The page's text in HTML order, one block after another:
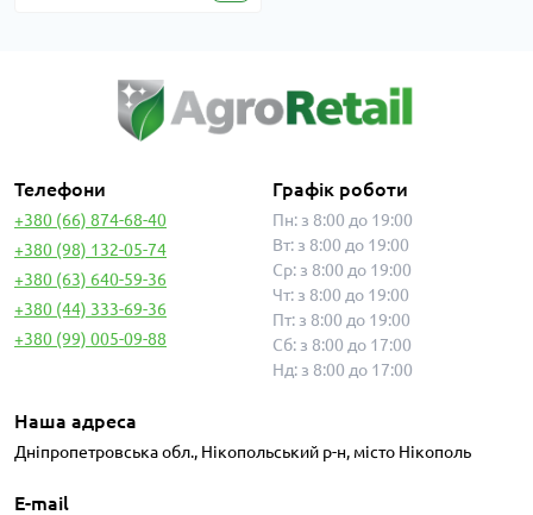
Телефони
+380 (66) 874-68-40
+380 (98) 132-05-74
+380 (63) 640-59-36
+380 (44) 333-69-36
+380 (99) 005-09-88
Графік роботи
Пн: з 8:00 до 19:00
Вт: з 8:00 до 19:00
Ср: з 8:00 до 19:00
Чт: з 8:00 до 19:00
Пт: з 8:00 до 19:00
Сб: з 8:00 до 17:00
Нд: з 8:00 до 17:00
Наша адреса
Дніпропетровська обл., Нікопольський р-н, місто Нікополь
E-mail